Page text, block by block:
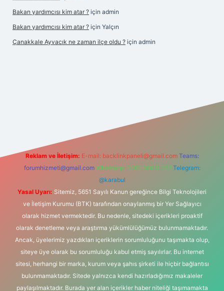
Bakan yardımcısı kim atar ? için admin
Bakan yardımcısı kim atar ? için Yalçın
Çanakkale Ayvacık ne zaman ilçe oldu ? için admin
Reklam ve İletişim: E-mail: backlinkpaneli@gmail.com Teams:
forumhizmeti@gmail.com Whatsapp: 0262 606 0 726 Telegram:
@karabul
Yasal Uyarı: Sitemiz, 5651 Sayılı Kanun gereğince Bilgi Teknolojileri
ve İletişim Kurumu (BTK) tarafından onaylanmış bir Yer Sağlayıcı
olarak hizmet vermektedir. Bu nedenle, sitedeki içerikleri proaktif
olarak denetleme veya araştırma yükümlülüğümüz bulunmamaktadır.
Ancak, üyelerimiz yazdıkları içeriklerin sorumluluğunu taşımakta olup,
siteye üye olarak bu sorumluluğu kabul etmiş sayılırlar. Bu internet
sitesi, herhangi bir marka, kurum veya şahıs şirketi ile hiçbir bağlantısı
bulunmamaktadır. Sitede yalnızca kendi hazırladığımız makaleler
paylaşılmaktadır. Burada yer alan içerikler haber niteliği taşımamakta